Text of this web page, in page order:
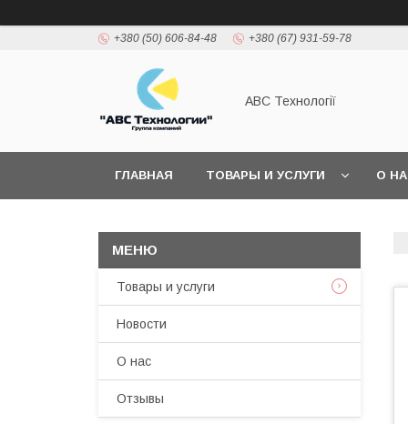
+380 (50) 606-84-48 +380 (67) 931-59-78
АВС Технології
ГЛАВНАЯ ТОВАРЫ И УСЛУГИ О
Товары и услуги
Новости
О нас
Отзывы